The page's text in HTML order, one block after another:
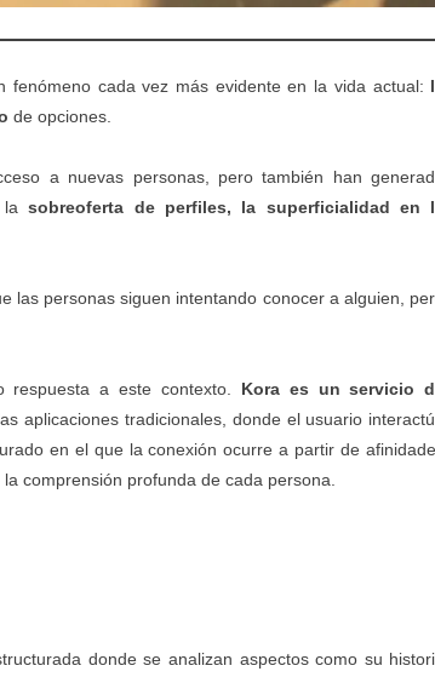
cada vez más evidente en la vida actual:
de opciones.
a nuevas personas, pero también han
lasobreoferta de perfiles, la superficialidad en
las personas siguen intentando conocer a alguien,
respuesta a este contexto. Kora es un servicio
aplicaciones tradicionales, donde el usuario
en el que la conexión ocurre a partir de
comprensión profunda de cada persona.
donde se analizan aspectos como su